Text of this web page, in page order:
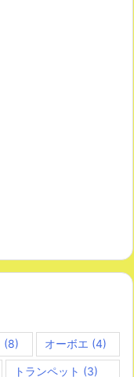
(8) オーボエ (4)
トランペット (3)